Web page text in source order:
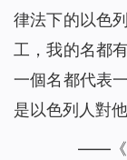
律法下的以色
工，我的名都
一個名都代表
是以色列人對
——《